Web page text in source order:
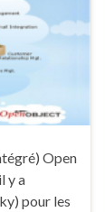
Open
y a
pour les